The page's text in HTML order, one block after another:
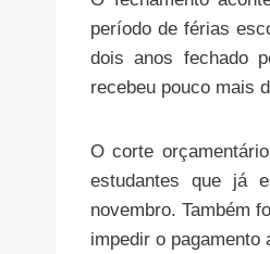
período de férias
dois anos fechado
recebeu pouco mais
O corte
estudantes que já
novembro. Também
impedir o